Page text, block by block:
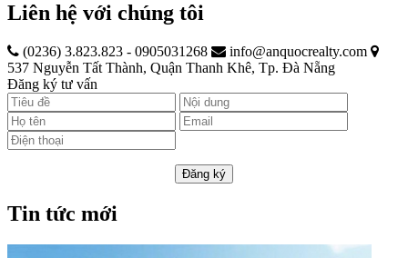
Liên hệ với chúng tôi
(0236) 3.823.823 - 0905031268
info@anquocrealty.com
537 Nguyễn Tất Thành, Quận Thanh Khê, Tp. Đà Nẵng
Đăng ký tư vấn
Đăng ký
Tin tức mới